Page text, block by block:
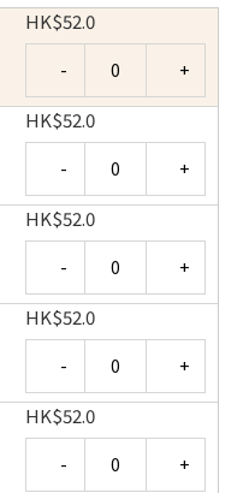
HK$52.0
HK$52.0
HK$52.0
HK$52.0
HK$52.0